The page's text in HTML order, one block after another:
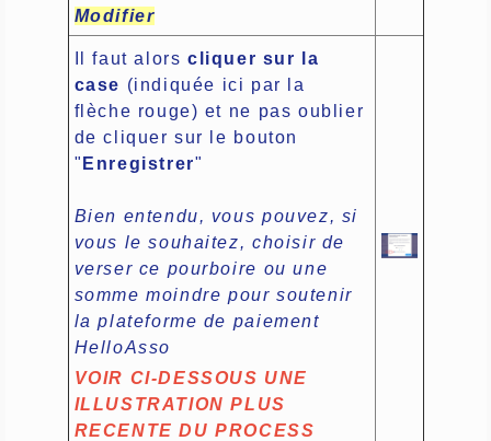
Modifier
Il faut alors cliquer sur la
case (indiquée ici par la
flèche rouge) et ne pas oublier
de cliquer sur le bouton
" Enregistrer"
Bien entendu, vous pouvez, si
vous le souhaitez, choisir de
verser ce pourboire ou une
somme moindre pour soutenir
la plateforme de paiement
HelloAsso
VOIR CI-DESSOUS UNE
ILLUSTRATION PLUS
RECENTE DU PROCESS